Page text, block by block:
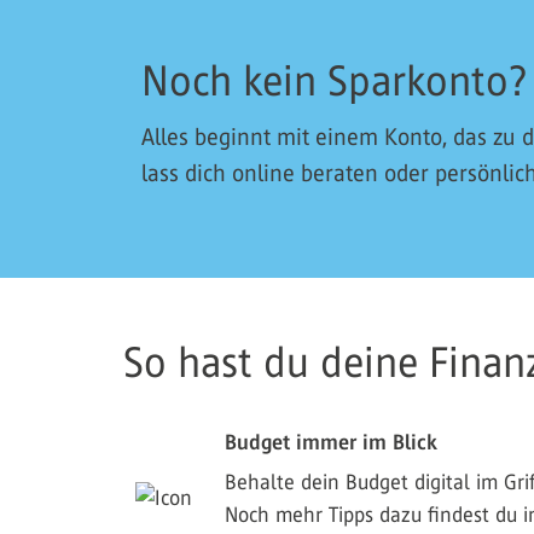
Noch kein
Alles beginnt mit einem Konto, das zu
lass dich online beraten oder
So hast du deine
Budget immer im Blick
Behalte dein Budget digital im
Noch mehr Tipps dazu findest du